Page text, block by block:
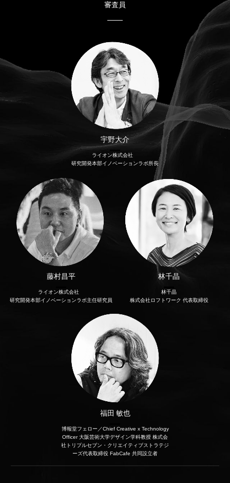
審査員
宇野大介
ライオン株式会社
研究開発本部イノベーションラボ所長
藤村昌平
ライオン株式会社
研究開発本部イノベーションラボ主任研究員
林千晶
林千晶
株式会社ロフトワーク 代表取締役
福田 敏也
博報堂フェロー／Chief Creative x Technology
Officer 大阪芸術大学デザイン学科教授 株式会
社トリプルセブン・クリエイティブストラテジ
ーズ代表取締役 FabCafe 共同設立者